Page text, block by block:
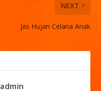
NEXT
Jas Hujan Celana Anak
admin